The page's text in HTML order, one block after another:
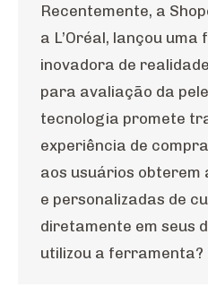
Recentemente, a
a L’Oréal, lançou
inovadora de
para avaliação da
tecnologia promete
experiência de
aos usuários obterem
e personalizadas de
diretamente em seus
utilizou a